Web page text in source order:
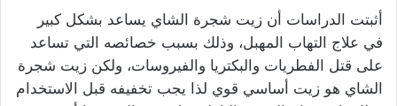
أثبتت الدراسات أن زيت شجرة الشاي يساعد بشكل كبير
في علاج التهاب المهبل، وذلك بسبب خصائصه التي تساعد
على قتل الفطريات والبكتريا والفيروسات، ولكن زيت شجرة
الشاي هو زيت أساسي قوي لذا يجب تخفيفه قبل الاستخدام